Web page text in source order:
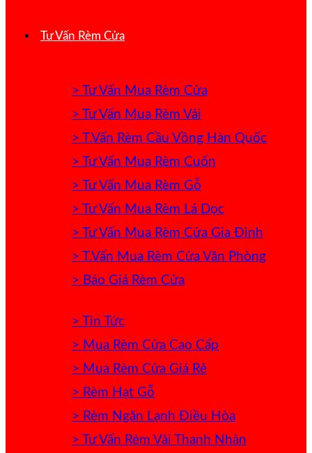
Tư Vấn Rèm Cửa
> Tư Vấn Mua Rèm Cửa
> Tư Vấn Mua Rèm Vải
> T.Vấn Rèm Cầu Vồng Hàn Quốc
> Tư Vấn Mua Rèm Cuốn
> Tư Vấn Mua Rèm Gỗ
> Tư Vấn Mua Rèm Lá Dọc
> Tư Vấn Mua Rèm Cửa Gia Đình
> T.Vấn Mua Rèm Cửa Văn Phòng
> Báo Giá Rèm Cửa
> Tin Tức
> Mua Rèm Cửa Cao Cấp
> Mua Rèm Cửa Giá Rẻ
> Rèm Hạt Gỗ
> Rèm Ngăn Lạnh Điều Hòa
> Tư Vấn Rèm Vải Thanh Nhàn